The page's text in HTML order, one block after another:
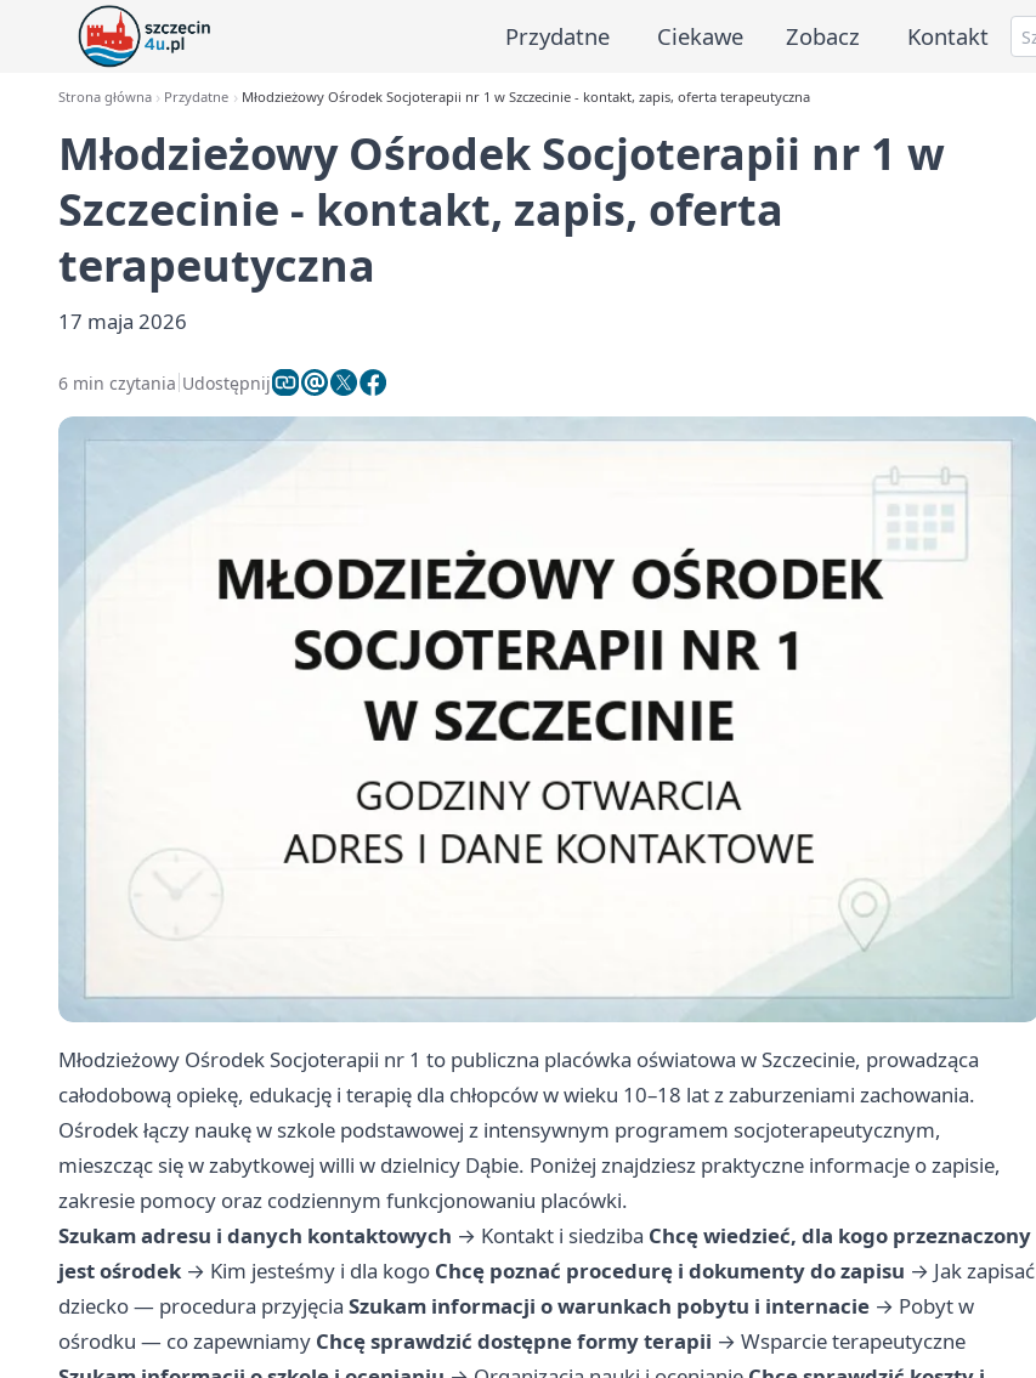
Przydatne Ciekawe Zobacz Kontakt
Strona główna Przydatne Młodzieżowy Ośrodek Socjoterapii nr 1 w Szczecinie - kontakt, zapis, oferta terapeutyczna
Młodzieżowy Ośrodek Socjoterapii nr 1 w
Szczecinie - kontakt, zapis, oferta
terapeutyczna
17 maja 2026
6 min czytania Udostępnij
Młodzieżowy Ośrodek Socjoterapii nr 1 to publiczna placówka oświatowa w Szczecinie, prowadząca
całodobową opiekę, edukację i terapię dla chłopców w wieku 10–18 lat z zaburzeniami zachowania.
Ośrodek łączy naukę w szkole podstawowej z intensywnym programem socjoterapeutycznym,
mieszcząc się w zabytkowej willi w dzielnicy Dąbie. Poniżej znajdziesz praktyczne informacje o zapisie,
zakresie pomocy oraz codziennym funkcjonowaniu placówki.
Szukam adresu i danych kontaktowych → Kontakt i siedziba Chcę wiedzieć, dla kogo przeznaczony
jest ośrodek → Kim jesteśmy i dla kogo Chcę poznać procedurę i dokumenty do zapisu → Jak zapisać
dziecko — procedura przyjęcia Szukam informacji o warunkach pobytu i internacie → Pobyt w
ośrodku — co zapewniamy Chcę sprawdzić dostępne formy terapii → Wsparcie terapeutyczne